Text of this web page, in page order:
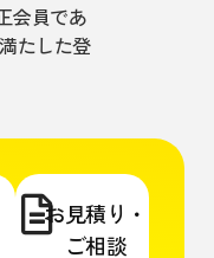
会員であ
たした登
お見積り・
ご相談